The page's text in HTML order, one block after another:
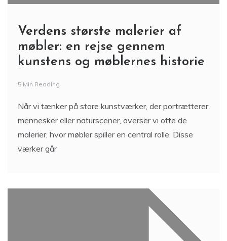
Verdens største malerier af
møbler: en rejse gennem
kunstens og møblernes historie
5 Min Reading
Når vi tænker på store kunstværker, der portrætterer
mennesker eller naturscener, overser vi ofte de
malerier, hvor møbler spiller en central rolle. Disse
værker går